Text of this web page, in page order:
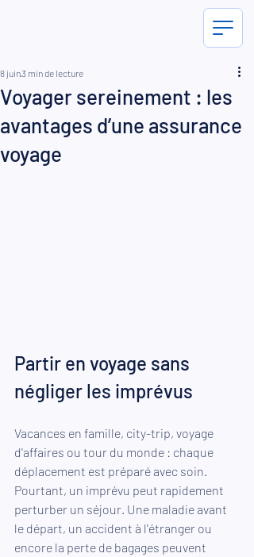
Voyager sereinement : les
avantages d’une assurance
voyage
8 juin3 min de lecture
Partir en voyage sans
négliger les imprévus
Vacances en famille, city-trip, voyage
d'affaires ou tour du monde : chaque
déplacement est préparé avec soin.
Pourtant, un imprévu peut rapidement
perturber un séjour. Une maladie avant
le départ, un accident à l'étranger ou
encore la perte de bagages peuvent